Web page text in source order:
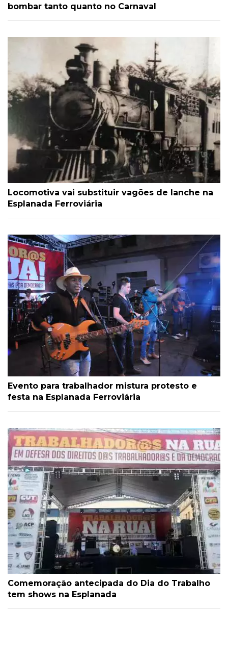
bombar tanto quanto no Carnaval
Locomotiva vai substituir vagões de lanche na
Esplanada Ferroviária
Evento para trabalhador mistura protesto e
festa na Esplanada Ferroviária
Comemoração antecipada do Dia do Trabalho
tem shows na Esplanada